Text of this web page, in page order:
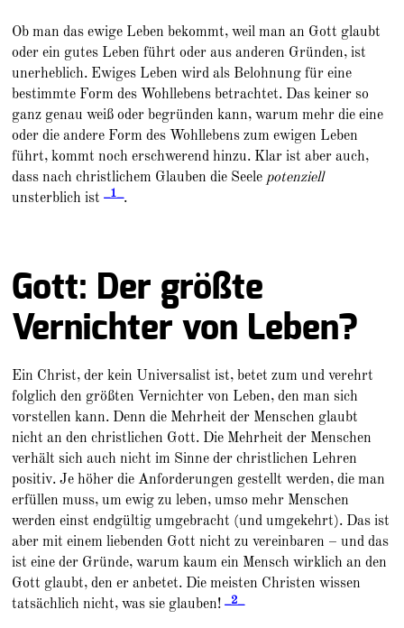
Ob man das ewige Leben bekommt, weil man an Gott glaubt
oder ein gutes Leben führt oder aus anderen Gründen, ist
unerheblich. Ewiges Leben wird als Belohnung für eine
bestimmte Form des Wohllebens betrachtet. Das keiner so
ganz genau weiß oder begründen kann, warum mehr die eine
oder die andere Form des Wohllebens zum ewigen Leben
führt, kommt noch erschwerend hinzu. Klar ist aber auch,
dass nach christlichem Glauben die Seele potenziell
unsterblich ist _1_.
Gott: Der größte
Vernichter von Leben?
Ein Christ, der kein Universalist ist, betet zum und verehrt
folglich den größten Vernichter von Leben, den man sich
vorstellen kann. Denn die Mehrheit der Menschen glaubt
nicht an den christlichen Gott. Die Mehrheit der Menschen
verhält sich auch nicht im Sinne der christlichen Lehren
positiv. Je höher die Anforderungen gestellt werden, die man
erfüllen muss, um ewig zu leben, umso mehr Menschen
werden einst endgültig umgebracht (und umgekehrt). Das ist
aber mit einem liebenden Gott nicht zu vereinbaren – und das
ist eine der Gründe, warum kaum ein Mensch wirklich an den
Gott glaubt, den er anbetet. Die meisten Christen wissen
tatsächlich nicht, was sie glauben!
_2_